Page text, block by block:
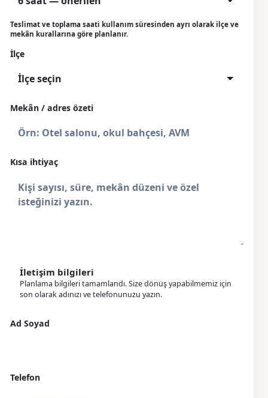
Teslimat ve toplama saati kullanım süresinden ayrı olarak ilçe ve
mekân kurallarına göre planlanır.
İlçe
Mekân / adres özeti
Kısa ihtiyaç
İletişim bilgileri
Planlama bilgileri tamamlandı. Size dönüş yapabilmemiz için
son olarak adınızı ve telefonunuzu yazın.
Ad Soyad
Telefon